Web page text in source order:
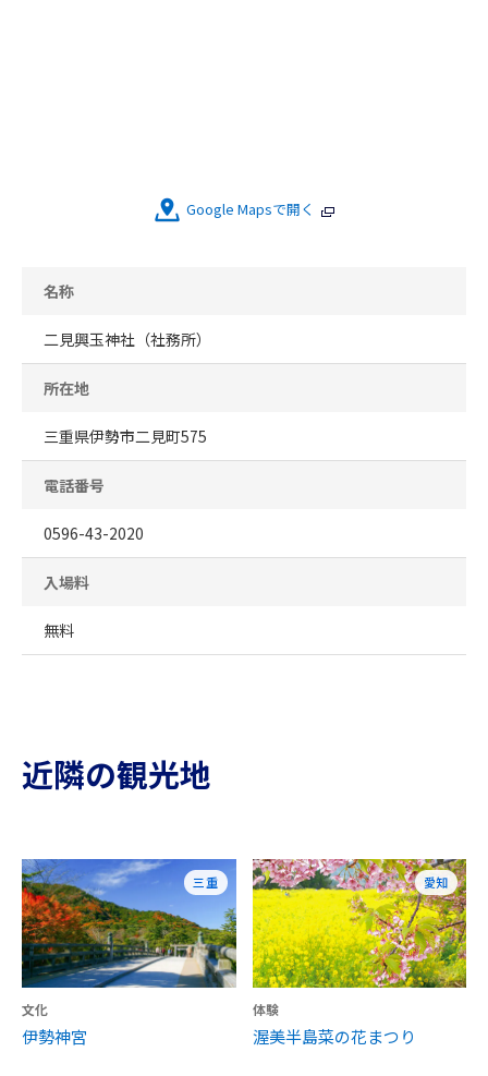
Google Mapsで開く
名称
二見興玉神社（社務所）
所在地
三重県伊勢市二見町575
電話番号
0596-43-2020
入場料
無料
近隣の観光地
三重
文化
伊勢神宮
愛知
体験
渥美半島菜の花まつり